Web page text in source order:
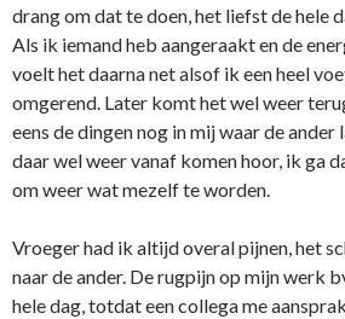
drang om dat te doen, het liefst de hele
Als ik iemand heb aangeraakt en de
voelt het daarna net alsof ik een heel
omgerend. Later komt het wel weer
eens de dingen nog in mij waar de ander
daar wel weer vanaf komen hoor, ik ga
om weer wat mezelf te worden.
Vroeger had ik altijd overal pijnen, het
naar de ander. De rugpijn op mijn werk
hele dag, totdat een collega me